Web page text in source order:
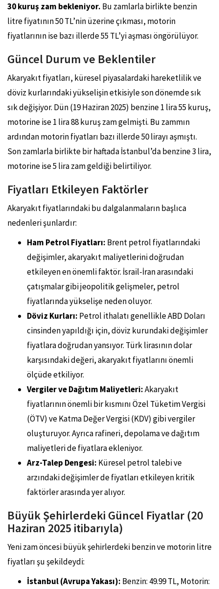
30 kuruş zam bekleniyor. Bu zamlarla birlikte benzin
litre fiyatının 50 TL’nin üzerine çıkması, motorin
fiyatlarının ise bazı illerde 55 TL’yi aşması öngörülüyor.
Güncel Durum ve Beklentiler
Akaryakıt fiyatları, küresel piyasalardaki hareketlilik ve
döviz kurlarındaki yükselişin etkisiyle son dönemde sık
sık değişiyor. Dün (19 Haziran 2025) benzine 1 lira 55 kuruş,
motorine ise 1 lira 88 kuruş zam gelmişti. Bu zammın
ardından motorin fiyatları bazı illerde 50 lirayı aşmıştı.
Son zamlarla birlikte bir haftada İstanbul’da benzine 3 lira,
motorine ise 5 lira zam geldiği belirtiliyor.
Fiyatları Etkileyen Faktörler
Akaryakıt fiyatlarındaki bu dalgalanmaların başlıca
nedenleri şunlardır:
Ham Petrol Fiyatları: Brent petrol fiyatlarındaki
değişimler, akaryakıt maliyetlerini doğrudan
etkileyen en önemli faktör. İsrail-İran arasındaki
çatışmalar gibi jeopolitik gelişmeler, petrol
fiyatlarında yükselişe neden oluyor.
Döviz Kurları: Petrol ithalatı genellikle ABD Doları
cinsinden yapıldığı için, döviz kurundaki değişimler
fiyatlara doğrudan yansıyor. Türk lirasının dolar
karşısındaki değeri, akaryakıt fiyatlarını önemli
ölçüde etkiliyor.
Vergiler ve Dağıtım Maliyetleri:Akaryakıt
fiyatlarının önemli bir kısmını Özel Tüketim Vergisi
(ÖTV) ve Katma Değer Vergisi (KDV) gibi vergiler
oluşturuyor. Ayrıca rafineri, depolama ve dağıtım
maliyetleri de fiyatlara ekleniyor.
Arz-Talep Dengesi: Küresel petrol talebi ve
arzındaki değişimler de fiyatları etkileyen kritik
faktörler arasında yer alıyor.
Büyük Şehirlerdeki Güncel Fiyatlar (20
Haziran 2025 itibarıyla)
Yeni zam öncesi büyük şehirlerdeki benzin ve motorin litre
fiyatları şu şekildeydi:
İstanbul (Avrupa Yakası): Benzin: 49.99 TL, Motorin: